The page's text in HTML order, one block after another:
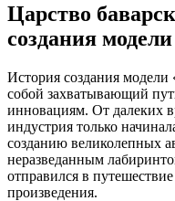
Царство
создания
История создания модели
собой захватывающий
инновациям. От далеких
индустрия только
созданию великолепных
неразведанным
отправился в
произведения.